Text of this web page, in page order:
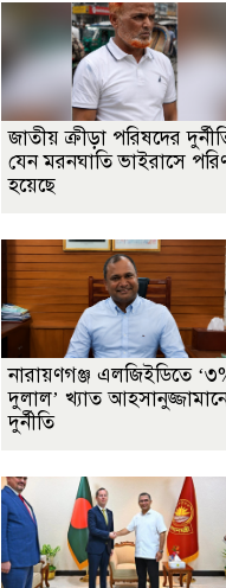
জাতীয় ক্রীড়া পরিষদের
যেন মরনঘাতি ভাইরাসে
হয়েছে
নারায়ণগঞ্জ এলজিইডিতে
দুলাল’ খ্যাত
দুর্নীতি